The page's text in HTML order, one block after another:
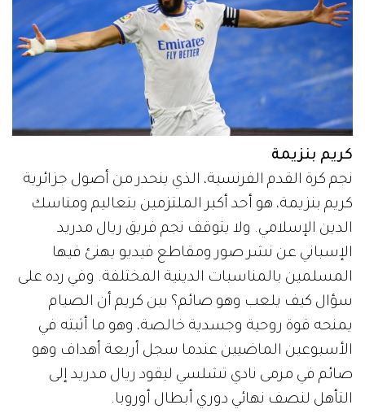
كريم بنزيمة
نجم كرة القدم الفرنسية، الذي ينحدر من أصول جزائرية
كريم بنزيمة، هو أحد أكبر الملتزمين بتعاليم ومناسك
الدين الإسلامي. ولا يتوقف نجم فريق ريال مدريد
الإسباني عن نشر صور ومقاطع فيديو يهنئ فيها
المسلمين بالمناسبات الدينية المختلفة. وفي رده على
سؤال كيف يلعب وهو صائم؟ بين كريم أن الصيام
يمنحه قوة روحية وجسدية خالصة، وهو ما أثبته في
الأسبوعين الماضيين عندما سجل أربعة أهداف وهو
صائم في مرمى نادي تشلسي ليقود ريال مدريد إلى
التأهل لنصف نهائي دوري أبطال أوروبا.